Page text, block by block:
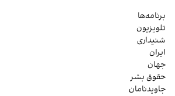
برنامه‌ها
تلویزیون
شنیداری
ایران
جهان
حقوق بشر
جاویدنامان